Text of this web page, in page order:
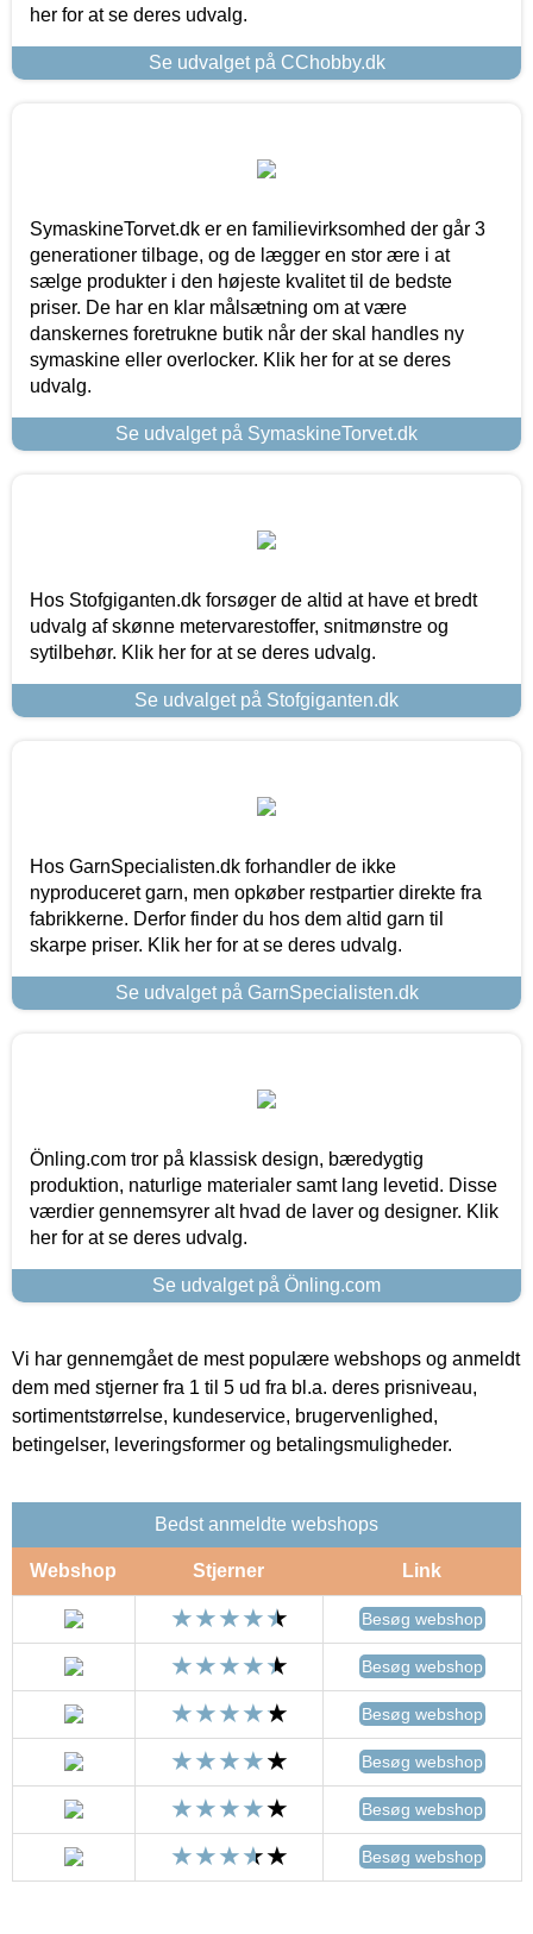
her for at se deres udvalg.
Se udvalget på CChobby.dk
SymaskineTorvet.dk er en familievirksomhed der går 3
generationer tilbage, og de lægger en stor ære i at
sælge produkter i den højeste kvalitet til de bedste
priser. De har en klar målsætning om at være
danskernes foretrukne butik når der skal handles ny
symaskine eller overlocker. Klik her for at se deres
udvalg.
Se udvalget på SymaskineTorvet.dk
Hos Stofgiganten.dk forsøger de altid at have et bredt
udvalg af skønne metervarestoffer, snitmønstre og
sytilbehør. Klik her for at se deres udvalg.
Se udvalget på Stofgiganten.dk
Hos GarnSpecialisten.dk forhandler de ikke
nyproduceret garn, men opkøber restpartier direkte fra
fabrikkerne. Derfor finder du hos dem altid garn til
skarpe priser. Klik her for at se deres udvalg.
Se udvalget på GarnSpecialisten.dk
Önling.com tror på klassisk design, bæredygtig
produktion, naturlige materialer samt lang levetid. Disse
værdier gennemsyrer alt hvad de laver og designer. Klik
her for at se deres udvalg.
Se udvalget på Önling.com
Vi har gennemgået de mest populære webshops og anmeldt
dem med stjerner fra 1 til 5 ud fra bl.a. deres prisniveau,
sortimentstørrelse, kundeservice, brugervenlighed,
betingelser, leveringsformer og betalingsmuligheder.
Bedst anmeldte webshops
Webshop Stjerner Link
Besøg webshop
Besøg webshop
Besøg webshop
Besøg webshop
Besøg webshop
Besøg webshop